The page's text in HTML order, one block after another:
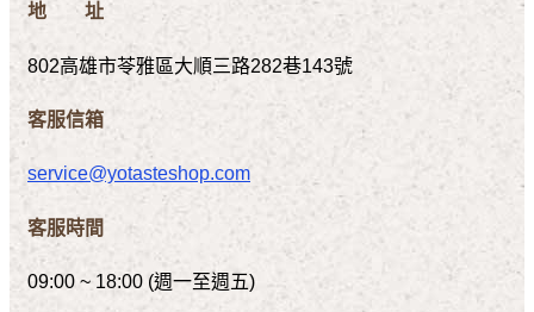
地 址
802高雄市苓雅區大順三路282巷143號
客服信箱
service@yotasteshop.com
客服時間
09:00 ~ 18:00 (週一至週五)